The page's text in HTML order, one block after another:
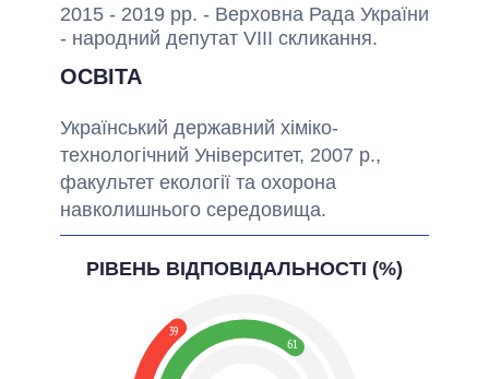
2015 - 2019 рр. - Верховна Рада України
- народний депутат VIII скликання.
ОСВІТА
Український державний хіміко-
технологічний Університет, 2007 р.,
факультет екології та охорона
навколишнього середовища.
РІВЕНЬ ВІДПОВІДАЛЬНОСТІ (%)
39
61